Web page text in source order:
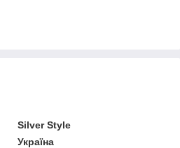
Silver Style
Україна